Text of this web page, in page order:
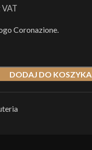
VAT
Coronazione.
DODAJ DO KOSZYKA